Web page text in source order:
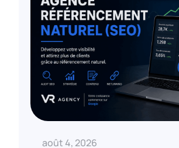
août 4, 2026